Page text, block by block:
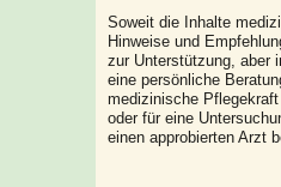
Soweit die Inhalte
Hinweise und
zur Unterstützung, aber
eine persönliche
medizinische
oder für eine
einen approbierten Arzt